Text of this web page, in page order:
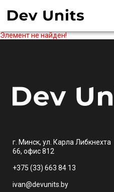
Элемент не найден!
г. Минск, ул. Карла Либкнехта
66, офис 812
+375 (33) 663 84 13
ivan@devunits.by